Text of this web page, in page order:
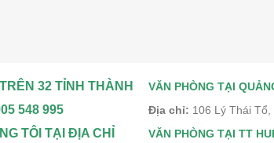
32 TỈNH THÀNH
548 995
TÔI TẠI ĐỊA CHỈ
VĂN PHÒNG TẠI
Địa chỉ: 106 Lý Thái
VĂN PHÒNG TẠI TT